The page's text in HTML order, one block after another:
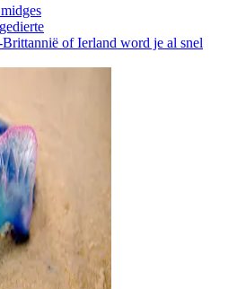
of Ierland word je al snel